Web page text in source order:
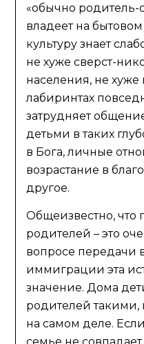
«обычно
владеет на
культуру знает
не хуже сверст-
населения, не хуже
лабиринтах
затрудняет
детьми в таких
в Бога, личные
возрастание в
другое.
Общеизвестно,
родителей – это
вопросе передачи
иммиграции эта
значение. Дома
родителей
на самом деле.